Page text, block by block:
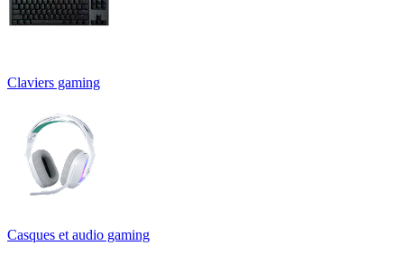
Claviers gaming
Casques et audio gaming